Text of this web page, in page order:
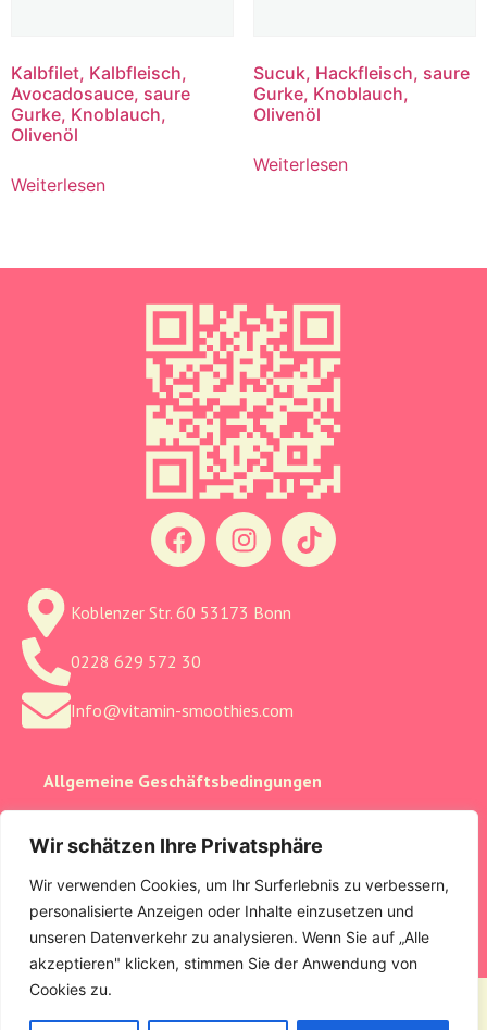
Wir schätzen Ihre Privatsphäre
Wir verwenden Cookies, um Ihr Surferlebnis zu verbessern,
personalisierte Anzeigen oder Inhalte einzusetzen und
unseren Datenverkehr zu analysieren. Wenn Sie auf „Alle
akzeptieren" klicken, stimmen Sie der Anwendung von
Cookies zu.
Kalbfilet, Kalbfleisch,
Avocadosauce, saure
Gurke, Knoblauch,
Olivenöl
Weiterlesen
Sucuk, Hackfleisch, saure
Gurke, Knoblauch,
Olivenöl
Weiterlesen
Koblenzer Str. 60 53173 Bonn
0228 629 572 30
Info@vitamin-smoothies.com
Allgemeine Geschäftsbedingungen
Datenschutzerklärung
Impressum